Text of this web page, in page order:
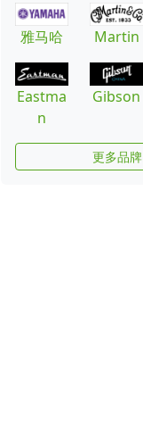
雅马哈 Martin
Eastma
n
Gibson
更多品牌